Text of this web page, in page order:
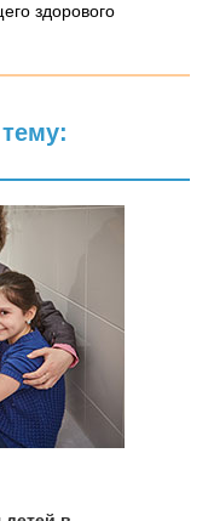
здорового